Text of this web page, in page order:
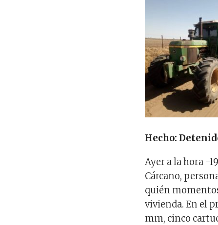
Hecho:
Ayer a la hora -
Cárcano,
quién
vivienda. En el
mm, cinco